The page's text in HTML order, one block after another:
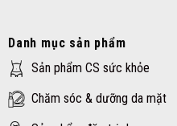
Danh mục sản phẩm
Sản phẩm CS sức khỏe
Chăm sóc & dưỡng da mặt